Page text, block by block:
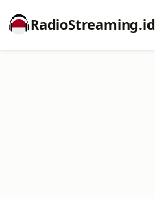
RadioStreaming.id